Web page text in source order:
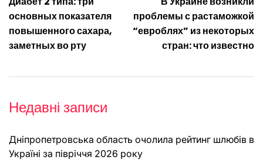
записів
основных показателя
повышенного сахара,
заметных во рту
проблемы с растаможкой
“евроблях” из некоторых
стран: что известно
Недавні записи
Дніпропетровська область очолила рейтинг шлюбів в
Україні за півріччя 2026 року